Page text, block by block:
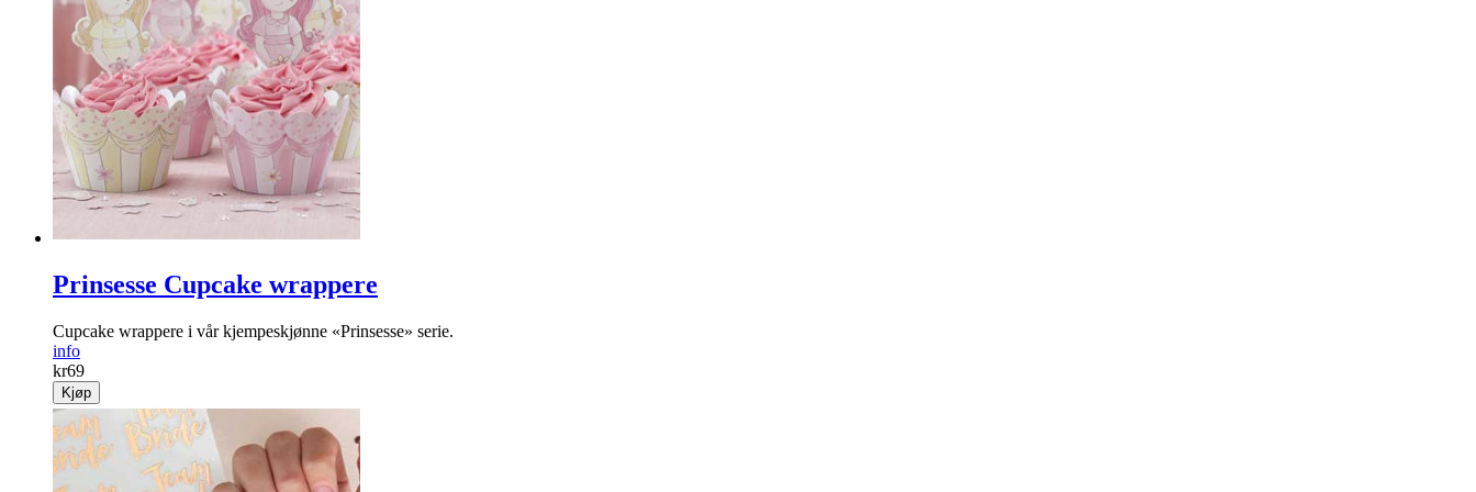
Prinsesse Cupcake wrappere
Cupcake wrappere i vår kjempeskjønne «Prinsesse» serie.
info
kr69
Kjøp